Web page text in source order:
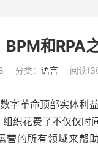
BPM和RPA
分类： 语言 阅读
字革命顶部实体利
织花费了不仅仅时
营的所有领域来帮